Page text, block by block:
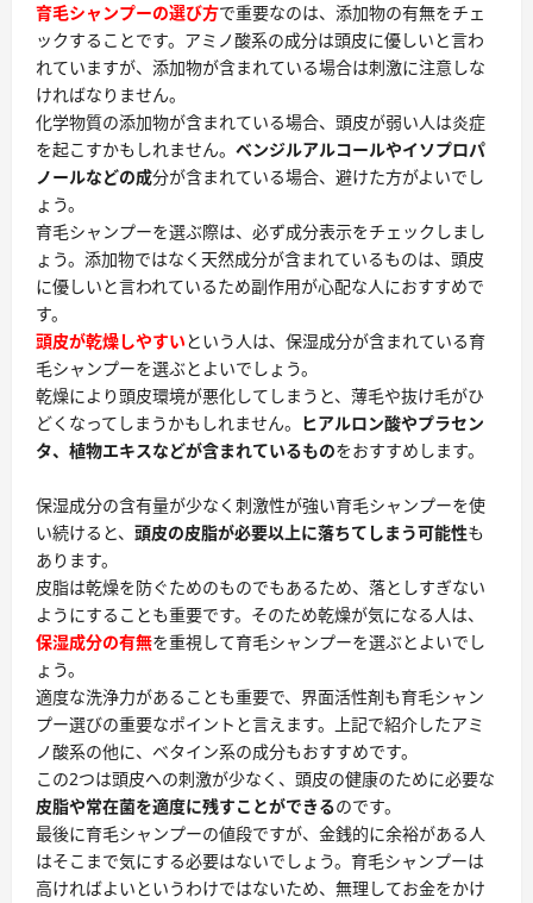
育毛シャンプーの選び方で重要なのは、添加物の有無をチェ
ックすることです。アミノ酸系の成分は頭皮に優しいと言わ
れていますが、添加物が含まれている場合は刺激に注意しな
ければなりません。
化学物質の添加物が含まれている場合、頭皮が弱い人は炎症
を起こすかもしれません。 ベンジルアルコールやイソプロパ
ノールなどの成分が含まれている場合、避けた方がよいでし
ょう。
育毛シャンプーを選ぶ際は、 必ず成分表示をチェック しまし
ょう。添加物ではなく天然成分が含まれているものは、頭皮
に優しいと言われているため副作用が心配な人におすすめで
す。
頭皮が乾燥しやすい という人は、保湿成分が含まれている育
毛シャンプーを選ぶとよいでしょう。
乾燥により頭皮環境が悪化してしまうと、薄毛や抜け毛がひ
どくなってしまうかもしれません。 ヒアルロン酸やプラセン
タ、植物エキスなどが含まれているものをおすすめします。
保湿成分の含有量が少なく刺激性が強い育毛シャンプーを使
い続けると、 頭皮の皮脂が必要以上に落ちてしまう可能性も
あります。
皮脂は乾燥を防ぐためのものでもあるため、落としすぎない
ようにすることも重要です。そのため乾燥が気になる人は、
保湿成分の有無を重視して育毛シャンプーを選ぶとよいでし
ょう。
適度な洗浄力があることも重要で、界面活性剤も育毛シャン
プー選びの重要なポイントと言えます。上記で紹介したアミ
ノ酸系の他に、ベタイン系の成分もおすすめです。
この2つは頭皮への刺激が少なく、頭皮の健康のために必要な
皮脂や常在菌を適度に残すことができるのです。
最後に育毛シャンプーの値段ですが、金銭的に余裕がある人
はそこまで気にする必要はないでしょう。育毛シャンプーは
高ければよいというわけではないため、無理してお金をかけ